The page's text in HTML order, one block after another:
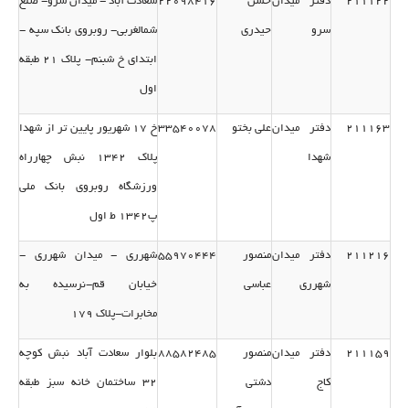
سرو حیدری شمالغربی- روبروی بانك سپه -
ابتدای خ شبنم- پلاك 21 طبقه
اول
211163 دفتر میدان
شهدا
علی بختو 33540078 خ 17 شهریور پایین تر از شهدا
پلاك 1342 نبش چهارراه
ورزشگاه روبروی بانك ملی
پ1342 ط اول
211216 دفتر میدان
شهرری
منصور
عباسی
55970444شهرری - میدان شهرری -
خیابان قم-نرسیده به
مخابرات-پلاك 179
211159 دفتر میدان
كاج
منصور
دشتی
88582485بلوار سعادت آباد نبش كوچه
32 ساختمان خانه سبز طبقه